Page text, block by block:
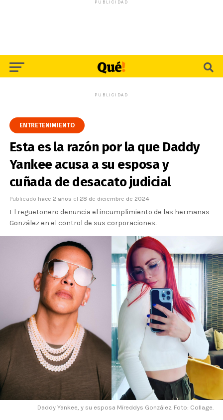
PUBLICIDAD
PUBLICIDAD
ENTRETENIMIENTO
Esta es la razón por la que Daddy
Yankee acusa a su esposa y
cuñada de desacato judicial
Publicado hace 2 años el 28 de diciembre de 2024
El reguetonero denuncia el incumplimiento de las hermanas
González en el control de sus corporaciones.
Daddy Yankee, y su esposa Mireddys González. Foto: Collage.